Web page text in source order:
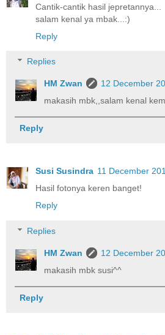
Cantik-cantik hasil jepretannya...
salam kenal ya mbak...:)
Reply
Replies
HM Zwan
12 December
makasih mbk,,salam kenal
Reply
Susi Susindra 11 December
Hasil fotonya keren banget!
Reply
Replies
HM Zwan
12 December
makasih mbk susi^^
Reply